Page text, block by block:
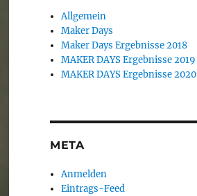
Allgemein
Maker Days
Maker Days Ergebnisse 2018
MAKER DAYS Ergebnisse 2019
MAKER DAYS Ergebnisse 2020
META
Anmelden
Eintrags-Feed